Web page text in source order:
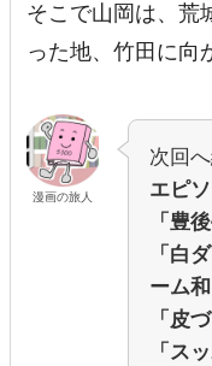
そこで山岡は、荒
った地、竹田に向
漫画の旅人
次回へ
エピ
「豊
「白
ーム和
「皮
「ス